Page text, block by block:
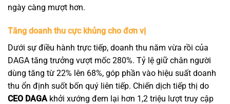
ngày càng mượt hơn.
Tăng doanh thu cực khủng cho đơn vị
Dưới sự điều hành trực tiếp, doanh thu năm vừa rồi của
DAGA tăng trưởng vượt mốc 280%. Tỷ lệ giữ chân người
dùng tăng từ 22% lên 68%, góp phần vào hiệu suất doanh
thu ổn định suốt bốn quý liên tiếp. Chiến dịch tiếp thị do
CEO DAGA khởi xướng đem lại hơn 1,2 triệu lượt truy cập